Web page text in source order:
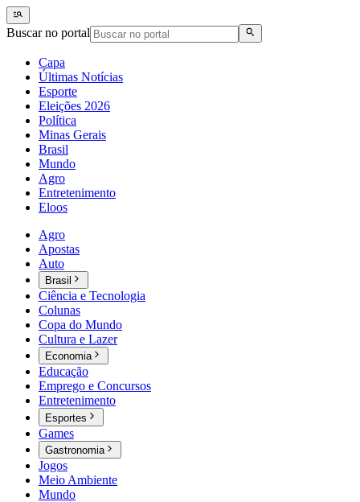
Buscar no portal
Capa
Últimas Notícias
Esporte
Eleições 2026
Política
Minas Gerais
Brasil
Mundo
Agro
Entretenimento
Eloos
Agro
Apostas
Auto
Brasil
Ciência e Tecnologia
Colunas
Copa do Mundo
Cultura e Lazer
Economia
Educação
Emprego e Concursos
Entretenimento
Esportes
Games
Gastronomia
Jogos
Meio Ambiente
Mundo